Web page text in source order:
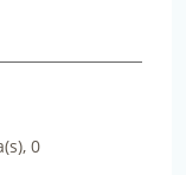
0